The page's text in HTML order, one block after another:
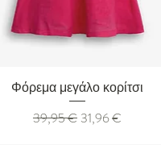
Γρήγορη προβολή
Φόρεμα μεγάλο κορίτσι
Κανονική τιμή
39,95 € Τιμή Έκπτωσης
31,96 €